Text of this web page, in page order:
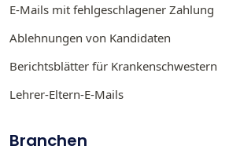
E-Mails mit fehlgeschlagener Zahlung
Ablehnungen von Kandidaten
Berichtsblätter für Krankenschwestern
Lehrer-Eltern-E-Mails
Branchen